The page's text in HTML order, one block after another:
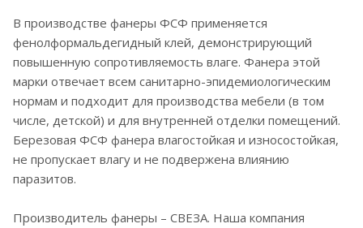
В производстве фанеры ФСФ применяется
фенолформальдегидный клей, демонстрирующий
повышенную сопротивляемость влаге. Фанера этой
марки отвечает всем санитарно-эпидемиологическим
нормам и подходит для производства мебели (в том
числе, детской) и для внутренней отделки помещений.
Березовая ФСФ фанера влагостойкая и износостойкая,
не пропускает влагу и не подвержена влиянию
паразитов.
Производитель фанеры – СВЕЗА. Наша компания